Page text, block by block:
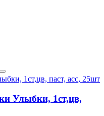
Улыбки, 1ст,цв,